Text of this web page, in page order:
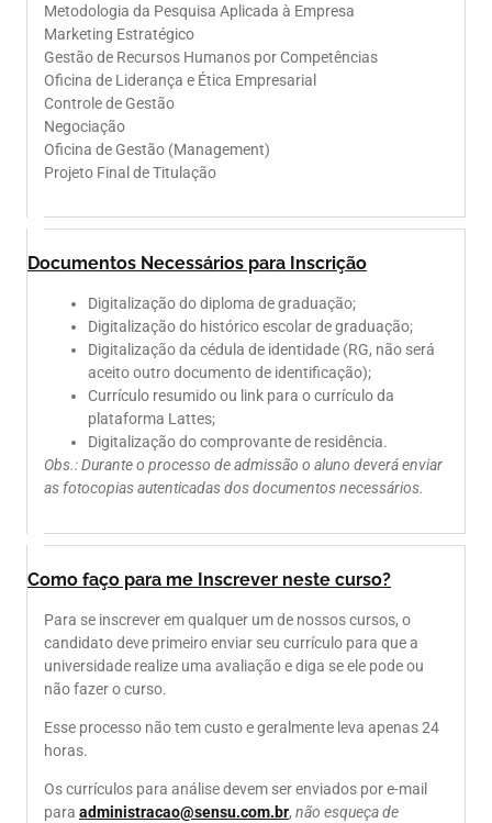
Metodologia da Pesquisa Aplicada à Empresa
Marketing Estratégico
Gestão de Recursos Humanos por Competências
Oficina de Liderança e Ética Empresarial
Controle de Gestão
Negociação
Oficina de Gestão (Management)
Projeto Final de Titulação
Documentos Necessários para Inscrição
Digitalização do diploma de graduação;
Digitalização do histórico escolar de graduação;
Digitalização da cédula de identidade (RG, não será
aceito outro documento de identificação);
Currículo resumido ou link para o currículo da
plataforma Lattes;
Digitalização do comprovante de residência.
Obs.: Durante o processo de admissão o aluno deverá enviar
as fotocopias autenticadas dos documentos necessários.
Como faço para me Inscrever neste curso?
Para se inscrever em qualquer um de nossos cursos, o
candidato deve primeiro enviar seu currículo para que a
universidade realize uma avaliação e diga se ele pode ou
não fazer o curso.
Esse processo não tem custo e geralmente leva apenas 24
horas.
Os currículos para análise devem ser enviados por e-mail
para administracao@sensu.com.br, não esqueça de